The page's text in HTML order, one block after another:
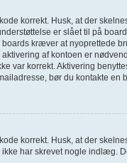
korrekt. Husk, at der
er slået til på
kræver at nyoprettede
af kontoen er
var korrekt. Aktivering
bør du kontakte en
korrekt. Husk, at der
har skrevet nogle indlæg.